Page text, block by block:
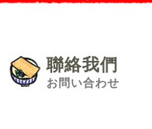
聯絡我們
お問い合わせ